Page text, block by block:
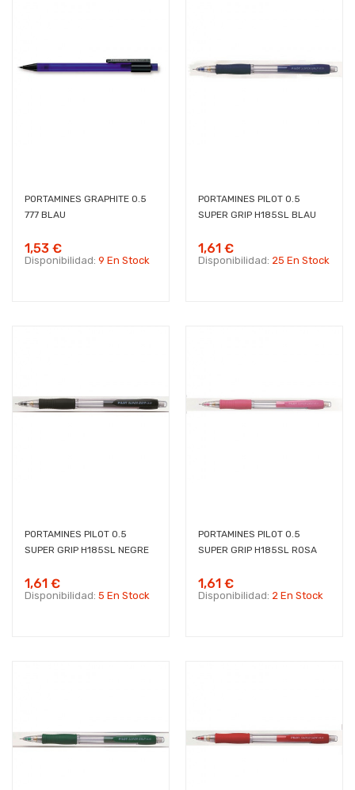
PORTAMINES GRAPHITE 0.5
777 BLAU
1,53 €
Disponibilidad: 9 En Stock
PORTAMINES PILOT 0.5
SUPER GRIP H185SL BLAU
1,61 €
Disponibilidad: 25 En Stock
PORTAMINES PILOT 0.5
SUPER GRIP H185SL NEGRE
1,61 €
Disponibilidad: 5 En Stock
PORTAMINES PILOT 0.5
SUPER GRIP H185SL ROSA
1,61 €
Disponibilidad: 2 En Stock